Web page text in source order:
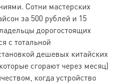
Сотни мастерских
за 500 рублей и 15
дорогостоящих
с тотальной
дешевых китайских
сгорают через месяц)
когда устройство